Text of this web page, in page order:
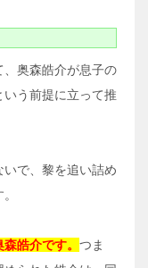
、奥森皓介が息子の
う前提に立って推
で、黎を追い詰め
皓介です。 つま